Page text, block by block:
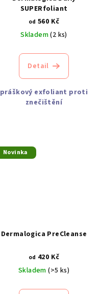
SUPERfoliant
od 560 Kč
Skladem(2 ks)
Detail
práškový exfoliant proti
znečištění
Novinka
Dermalogica PreCleanse
od 420 Kč
Skladem(>5 ks)